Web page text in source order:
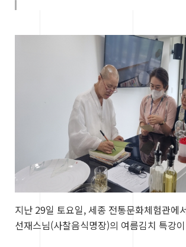
지난 29일 토요일, 세종 전통문화체험관에
선재스님(사찰음식명장)의 여름김치 특강